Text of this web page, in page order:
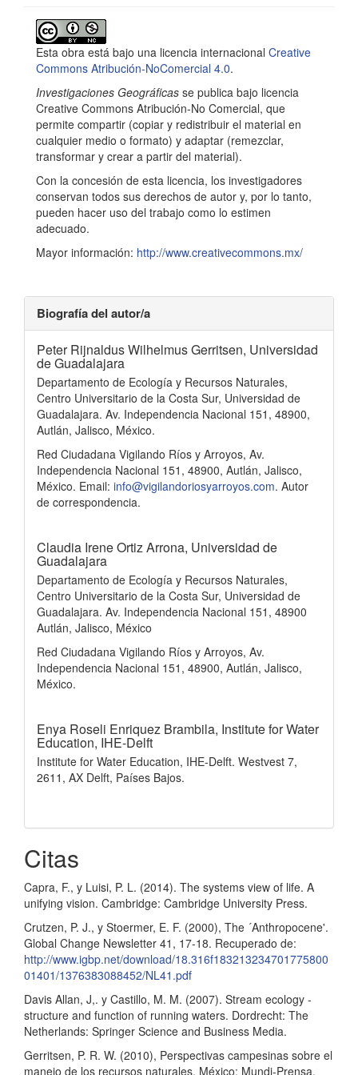
Detalles
del
artículo
Esta obra está bajo una licencia internacional Creative
Commons Atribución-NoComercial 4.0.
Investigaciones Geográficas se publica bajo licencia
Creative Commons Atribución-No Comercial, que
permite compartir (copiar y redistribuir el material en
cualquier medio o formato) y adaptar (remezclar,
transformar y crear a partir del material).
Con la concesión de esta licencia, los investigadores
conservan todos sus derechos de autor y, por lo tanto,
pueden hacer uso del trabajo como lo estimen
adecuado.
Mayor información: http://www.creativecommons.mx/
Biografía del autor/a
Peter Rijnaldus Wilhelmus Gerritsen, Universidad
de Guadalajara
Departamento de Ecología y Recursos Naturales,
Centro Universitario de la Costa Sur, Universidad de
Guadalajara. Av. Independencia Nacional 151, 48900,
Autlán, Jalisco, México.
Red Ciudadana Vigilando Ríos y Arroyos, Av.
Independencia Nacional 151, 48900, Autlán, Jalisco,
México. Email: info@vigilandoriosyarroyos.com. Autor
de correspondencia.
Claudia Irene Ortiz Arrona, Universidad de
Guadalajara
Departamento de Ecología y Recursos Naturales,
Centro Universitario de la Costa Sur, Universidad de
Guadalajara. Av. Independencia Nacional 151, 48900
Autlán, Jalisco, México
Red Ciudadana Vigilando Ríos y Arroyos, Av.
Independencia Nacional 151, 48900, Autlán, Jalisco,
México.
Enya Roseli Enriquez Brambila, Institute for Water
Education, IHE-Delft
Institute for Water Education, IHE-Delft. Westvest 7,
2611, AX Delft, Países Bajos.
Citas
Capra, F., y Luisi, P. L. (2014). The systems view of life. A
unifying vision. Cambridge: Cambridge University Press.
Crutzen, P. J., y Stoermer, E. F. (2000), The ´Anthropocene'.
Global Change Newsletter 41, 17-18. Recuperado de:
http://www.igbp.net/download/18.316f183213234701775800
01401/1376383088452/NL41.pdf
Davis Allan, J,. y Castillo, M. M. (2007). Stream ecology -
structure and function of running waters. Dordrecht: The
Netherlands: Springer Science and Business Media.
Gerritsen, P. R. W. (2010), Perspectivas campesinas sobre el
manejo de los recursos naturales. México: Mundi-Prensa.